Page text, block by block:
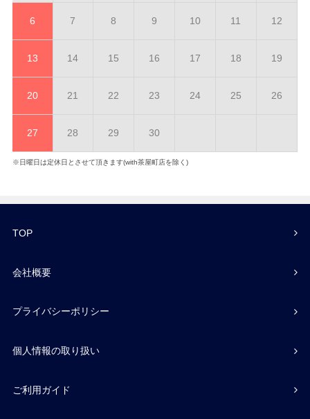
6 7 8 9 10 11 12
13 14 15 16 17 18 19
20 21 22 23 24 25 26
27 28 29 30
※日曜日は定休日とさせて頂きます(with茶屋町店を除く)
TOP
会社概要
プライバシーポリシー
個人情報の取り扱い
ご利用ガイド